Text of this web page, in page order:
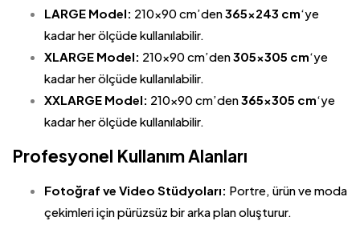
LARGE Model: 210×90 cm’den365×243 cm‘ye
kadar her ölçüde kullanılabilir.
XLARGE Model: 210×90 cm’den305×305 cm‘ye
kadar her ölçüde kullanılabilir.
XXLARGE Model: 210×90 cm’den365×305 cm‘ye
kadar her ölçüde kullanılabilir.
Profesyonel Kullanım Alanları
Fotoğraf ve Video Stüdyoları: Portre, ürün ve moda
çekimleri için pürüzsüz bir arka plan oluşturur.